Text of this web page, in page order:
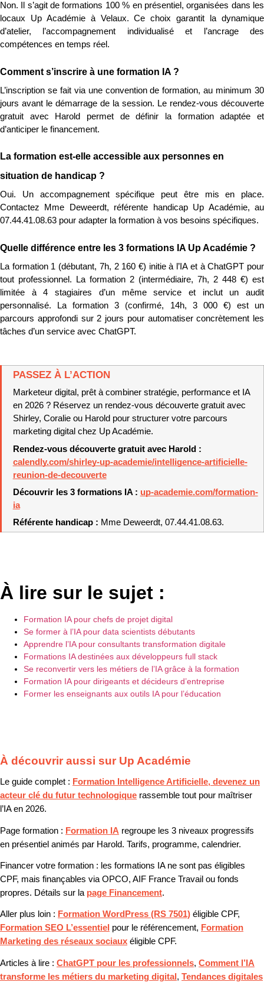
Non. Il s’agit de formations 100 % en présentiel, organisées dans les
locaux Up Académie à Velaux. Ce choix garantit la dynamique
d’atelier, l’accompagnement individualisé et l’ancrage des
compétences en temps réel.
Comment s’inscrire à une formation IA ?
L’inscription se fait via une convention de formation, au minimum 30
jours avant le démarrage de la session. Le rendez-vous découverte
gratuit avec Harold permet de définir la formation adaptée et
d’anticiper le financement.
La formation est-elle accessible aux personnes en
situation de handicap ?
Oui. Un accompagnement spécifique peut être mis en place.
Contactez Mme Deweerdt, référente handicap Up Académie, au
07.44.41.08.63 pour adapter la formation à vos besoins spécifiques.
Quelle différence entre les 3 formations IA Up Académie ?
La formation 1 (débutant, 7h, 2 160 €) initie à l’IA et à ChatGPT pour
tout professionnel. La formation 2 (intermédiaire, 7h, 2 448 €) est
limitée à 4 stagiaires d’un même service et inclut un audit
personnalisé. La formation 3 (confirmé, 14h, 3 000 €) est un
parcours approfondi sur 2 jours pour automatiser concrètement les
tâches d’un service avec ChatGPT.
PASSEZ À L’ACTION
Marketeur digital, prêt à combiner stratégie, performance et IA
en 2026 ? Réservez un rendez-vous découverte gratuit avec
Shirley, Coralie ou Harold pour structurer votre parcours
marketing digital chez Up Académie.
calendly.com/shirley-up-academie/intelligence-artificielle-
reunion-de-decouverte
Découvrir les 3 formations IA : up-academie.com/formation-
ia
Référente handicap : Mme Deweerdt, 07.44.41.08.63.
À lire sur le sujet :
Formation IA pour chefs de projet digital
Se former à l’IA pour data scientists débutants
Apprendre l’IA pour consultants transformation digitale
Formations IA destinées aux développeurs full stack
Se reconvertir vers les métiers de l’IA grâce à la formation
Formation IA pour dirigeants et décideurs d’entreprise
Former les enseignants aux outils IA pour l’éducation
À découvrir aussi sur Up Académie
Le guide complet : Formation Intelligence Artificielle, devenez un
acteur clé du futur technologique rassemble tout pour maîtriser
l’IA en 2026.
Page formation : Formation IA regroupe les 3 niveaux progressifs
en présentiel animés par Harold. Tarifs, programme, calendrier.
Financer votre formation : les formations IA ne sont pas éligibles
CPF, mais finançables via OPCO, AIF France Travail ou fonds
propres. Détails sur la page Financement.
Aller plus loin : Formation WordPress (RS 7501) éligible CPF,
Formation SEO L’essentiel pour le référencement, Formation
Marketing des réseaux sociaux éligible CPF.
Articles à lire : ChatGPT pour les professionnels, Comment l’IA
transforme les métiers du marketing digital , Tendances digitales